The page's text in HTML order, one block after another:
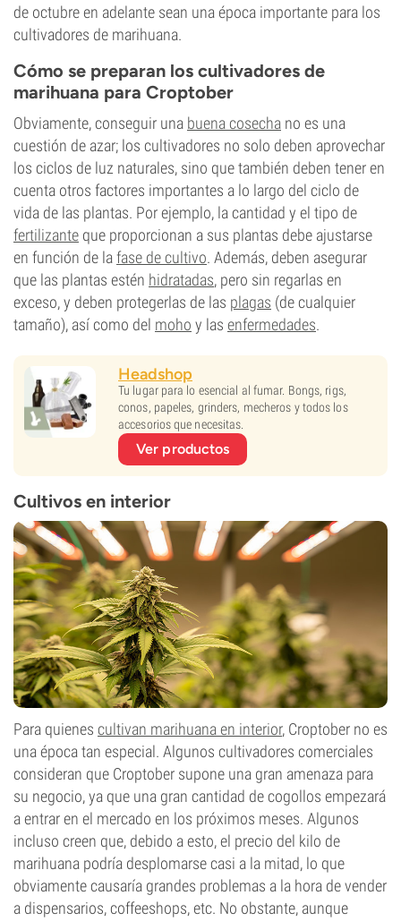
de octubre en adelante sean una época importante para los
cultivadores de marihuana.
Cómo se preparan los cultivadores de
marihuana para Croptober
Obviamente, conseguir una buena cosecha no es una
cuestión de azar; los cultivadores no solo deben aprovechar
los ciclos de luz naturales, sino que también deben tener en
cuenta otros factores importantes a lo largo del ciclo de
vida de las plantas. Por ejemplo, la cantidad y el tipo de
fertilizante que proporcionan a sus plantas debe ajustarse
en función de lafase de cultivo. Además, deben asegurar
que las plantas estén hidratadas, pero sin regarlas en
exceso, y deben protegerlas de las plagas (de cualquier
tamaño), así como del moho y las enfermedades.
Headshop
Tu lugar para lo esencial al fumar. Bongs, rigs,
conos, papeles, grinders, mecheros y todos los
accesorios que necesitas.
Ver productos
Cultivos en interior
Para quienes cultivan marihuana en interior, Croptober no es
una época tan especial. Algunos cultivadores comerciales
consideran que Croptober supone una gran amenaza para
su negocio, ya que una gran cantidad de cogollos empezará
a entrar en el mercado en los próximos meses. Algunos
incluso creen que, debido a esto, el precio del kilo de
marihuana podría desplomarse casi a la mitad, lo que
obviamente causaría grandes problemas a la hora de vender
a dispensarios, coffeeshops, etc. No obstante, aunque